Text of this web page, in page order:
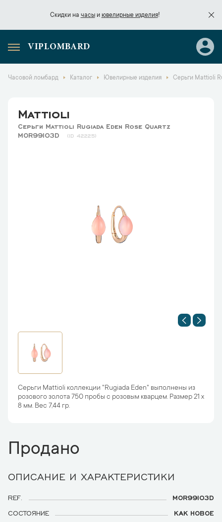
Скидки на часыи ювелирные изделия!
Скидки начасы
VIPLOMBARD
Часовой ломбард Каталог Ювелирные изделия Серьги Mattioli
Mattioli
Серьги Mattioli Rugiada Eden Rose Quartz
MOR99103D
42225
Серьги Mattioli коллекции "Rugiada Eden" выполнены из
розового золота 750 пробы с розовым кварцем. Размер 21 х
8 мм. Вес 7,44 гр.
Продано
ОПИСАНИЕ И ХАРАКТЕРИСТИКИ
REF.
MOR99103D
СОСТОЯНИЕ
КАК НОВОЕ